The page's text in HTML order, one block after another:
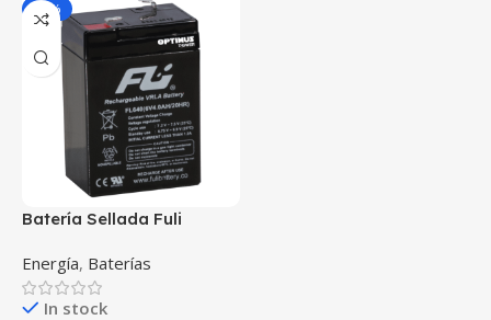
-24%
Batería Sellada Fuli
FL640GS POWEST
Energía, Baterías
In stock